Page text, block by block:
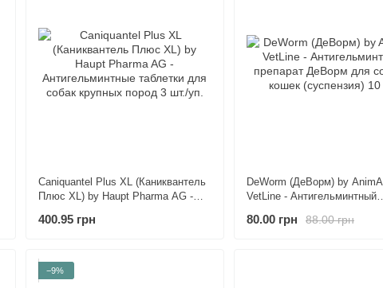
Caniquantel Plus XL (Каниквантель
Плюс XL) by Haupt Pharma AG -
собак крупных пород 3 шт./уп.
400.95 грн
DeWorm (ДеВорм) by AnimAll
VetLine - Антигельминтный
кошек (суспензия) 10 мл
88.00 грн
80.00 грн
−9%